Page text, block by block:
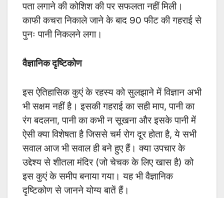
पता लगाने की कोशिश की पर सफलता नहीं मिली।
काफी कचरा निकाले जाने के बाद 90 फीट की गहराई से
पुनः पानी निकलने लगा।
वैज्ञानिक दृष्टिकोण
इस ऐतिहासिक कुएं के रहस्य को सुलझाने में विज्ञान अभी
भी सक्षम नहीं है। इसकी गहराई का सही माप, पानी का
रंग बदलना, पानी का कभी न सूखना और इसके पानी में
ऐसी क्या विशेषता है जिससे चर्म रोग दूर होता है, ये सभी
सवाल आज भी सवाल ही बने हुए हैं। क्या उपचार के
उद्देश्य से शीतला मंदिर (जो चेचक के लिए खास है) को
इस कुएं के समीप बनाया गया। यह भी वैज्ञानिक
दृष्टिकोण से जानने योग्य बातें हैं।